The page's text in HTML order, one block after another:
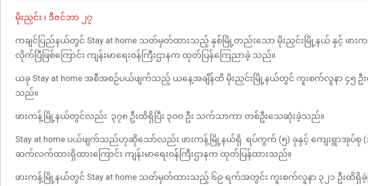
မိုးညှင်း ၊ ဒီဇင်ဘာ ၂၇
ကချင်ပြည်နယ်တွင် Stay at home သတ်မှတ်ထားသည့် နှစ်မြို့တည်းသော မိုးညှင်းမြို့နယ် နှင့် ဖ
လိုက်ပြီဖြစ်ကြောင်း ကျန်းမာရေးဝန်ကြီးဌာနက ထုတ်ပြန်ကြေညာခဲ့ သည်။
ယခု Stay at home အစီအစဉ်ပယ်ဖျက်သည့် ယနေ့အချိန်ထိ မိုးညှင်းမြို့နယ်တွင် ကူးစက်လူနာ ၄၅ ဦ
သည်။
ဖားကန့်မြို့နယ်တွင်လည်း ၃၇၈ ဦးထိရှိပြီး ၃ဝဝ ဦး သက်သာကာ တစ်ဦးသေဆုံးခဲ့သည်။
Stay at home ပယ်ဖျက်သည်ဟုဆိုသော်လည်း ဖားကန့်မြို့နယ်ရှိ ရပ်ကွက် (၅) ခုနှင့် ကျေးရွာအုပ်စု (
ဆက်လက်ထားရှိထားကြောင်း ကျန်းမာရေးဝန်ကြီးဌာနက ထုတ်ပြန်ထားသည်။
ဖားကန့်မြို့နယ်တွင် Stay at home သတ်မှတ်ထားသည့် ၆၉ ရက်အတွင်း ကူးစက်လူနာ ၃၂၁ ဦးထိရှိခဲ့ပ